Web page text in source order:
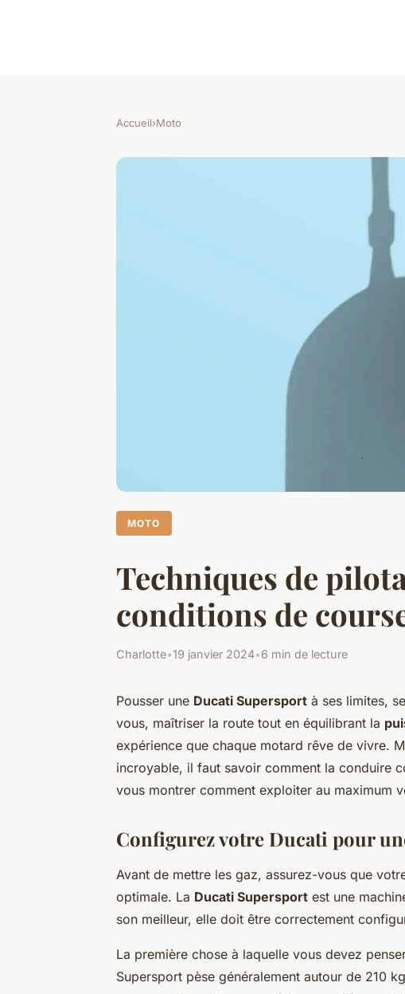
Accueil›Moto
MOTO
Techniques de
conditions de
Charlotte•19 janvier 2024•6 min de lecture
Pousser une Ducati Supersport à ses limites,
vous, maîtriser la route tout en équilibrant la
expérience que chaque motard rêve de vivre.
incroyable, il faut savoir comment la conduire
vous montrer comment exploiter au maximum
Configurez votre Ducati pour
Avant de mettre les gaz, assurez-vous que
optimale. La Ducati Supersport est une
son meilleur, elle doit être correctement
La première chose à laquelle vous devez
Supersport pèse généralement autour de 210